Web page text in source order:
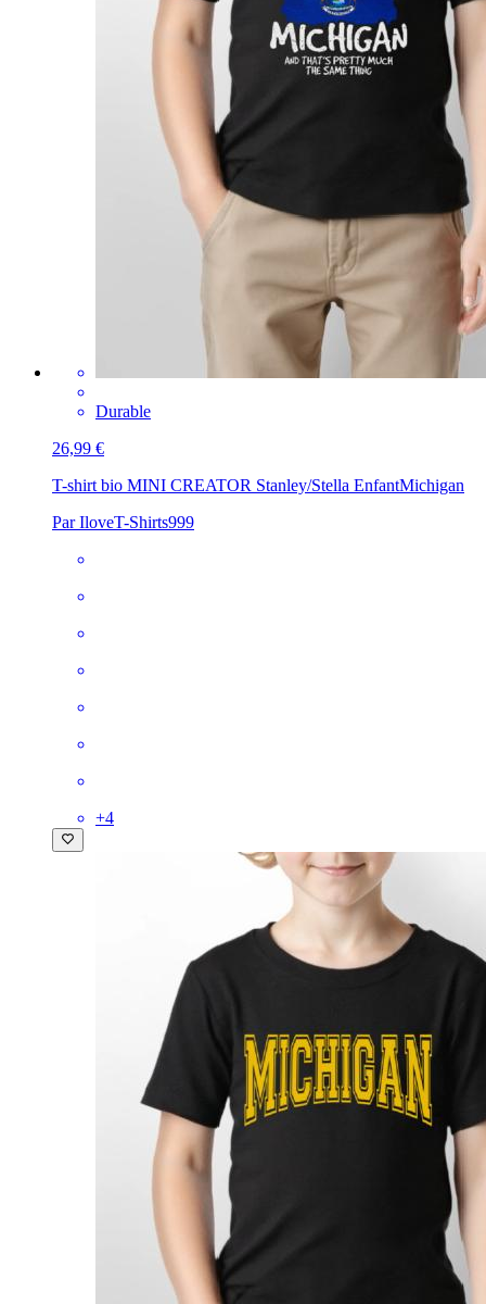
Durable
26,99 €
T-shirt bio MINI CREATOR Stanley/Stella EnfantMichigan
Par IloveT-Shirts999
+4